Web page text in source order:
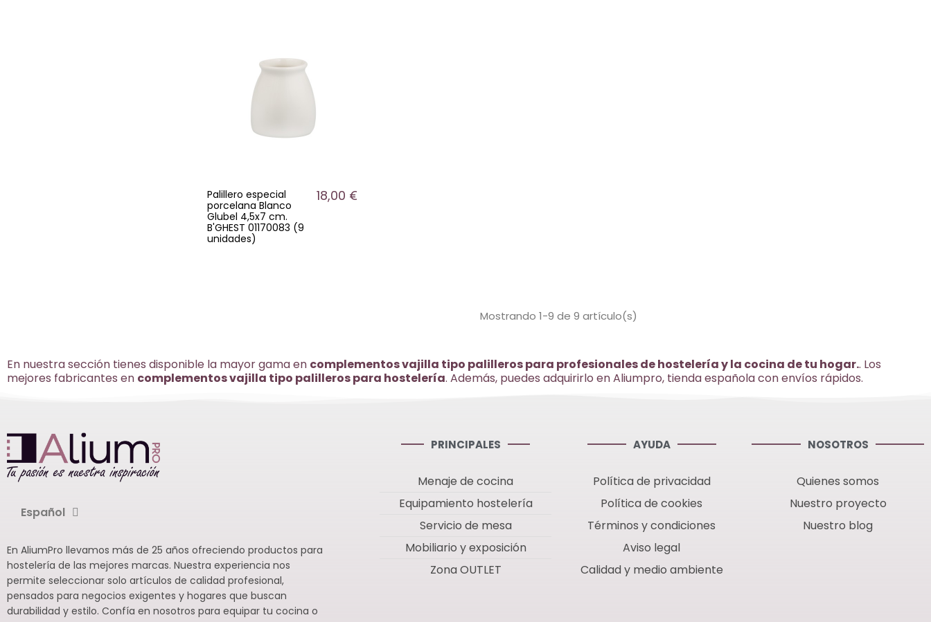
Palillero especial
porcelana Blanco
Glubel 4,5x7 cm.
B'GHEST 01170083 (9
unidades)
18,00 €
Mostrando 1-9 de 9 artículo(s)
En nuestra sección tienes disponible la mayor gama en complementos vajilla tipo palilleros para profesionales de hostelería y la cocina de tu hogar.. Los
mejores fabricantes en complementos vajilla tipo palilleros para hostelería. Además, puedes adquirirlo en Aliumpro, tienda española con envíos rápidos.
Español
En AliumPro llevamos más de 25 años ofreciendo productos para
hostelería de las mejores marcas. Nuestra experiencia nos
permite seleccionar solo artículos de calidad profesional,
pensados para negocios exigentes y hogares que buscan
durabilidad y estilo. Confía en nosotros para equipar tu cocina o
PRINCIPALES
Menaje de cocina
Equipamiento hostelería
Servicio de mesa
Mobiliario y exposición
Zona OUTLET
AYUDA
Política de privacidad
Política de cookies
Términos y condiciones
Aviso legal
Calidad y medio ambiente
NOSOTROS
Quienes somos
Nuestro proyecto
Nuestro blog